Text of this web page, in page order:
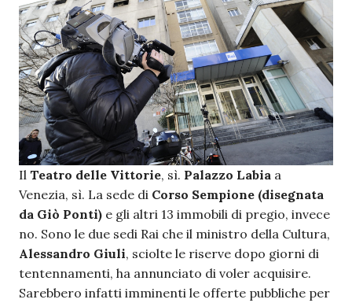
Il Teatro delle Vittorie, sì. Palazzo Labia a
Venezia, sì. La sede di Corso Sempione (disegnata
da Giò Ponti) e gli altri 13 immobili di pregio, invece
no. Sono le due sedi Rai che il ministro della Cultura,
Alessandro Giuli, sciolte le riserve dopo giorni di
tentennamenti, ha annunciato di voler acquisire.
Sarebbero infatti imminenti le offerte pubbliche per